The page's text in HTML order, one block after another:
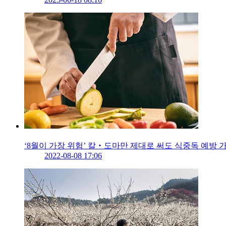
‘8월이 가장 위험’ 칼‧도마만 제대로 써도 식중독 예방
2022-08-08 17:06